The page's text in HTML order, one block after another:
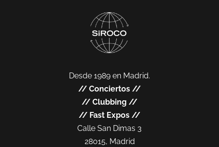
Desde 1989 en Madrid.
// Conciertos //
// Clubbing //
// Fast Expos //
Calle San Dimas 3
28015, Madrid